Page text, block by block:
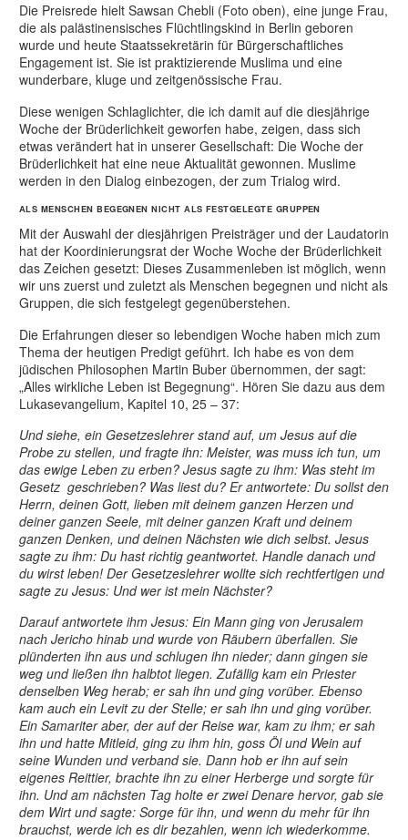
Die Preisrede hielt Sawsan Chebli (Foto oben), eine junge Frau,
die als palästinensisches Flüchtlingskind in Berlin geboren
wurde und heute Staatssekretärin für Bürgerschaftliches
Engagement ist. Sie ist praktizierende Muslima und eine
wunderbare, kluge und zeitgenössische Frau.
Diese wenigen Schlaglichter, die ich damit auf die diesjährige
Woche der Brüderlichkeit geworfen habe, zeigen, dass sich
etwas verändert hat in unserer Gesellschaft: Die Woche der
Brüderlichkeit hat eine neue Aktualität gewonnen. Muslime
werden in den Dialog einbezogen, der zum Trialog wird.
ALS MENSCHEN BEGEGNEN NICHT ALS FESTGELEGTE GRUPPEN
Mit der Auswahl der diesjährigen Preisträger und der Laudatorin
hat der Koordinierungsrat der Woche Woche der Brüderlichkeit
das Zeichen gesetzt: Dieses Zusammenleben ist möglich, wenn
wir uns zuerst und zuletzt als Menschen begegnen und nicht als
Gruppen, die sich festgelegt gegenüberstehen.
Die Erfahrungen dieser so lebendigen Woche haben mich zum
Thema der heutigen Predigt geführt. Ich habe es von dem
jüdischen Philosophen Martin Buber übernommen, der sagt:
„Alles wirkliche Leben ist Begegnung“. Hören Sie dazu aus dem
Lukasevangelium, Kapitel 10, 25 – 37:
Und siehe, ein Gesetzeslehrer stand auf, um Jesus auf die
Probe zu stellen, und fragte ihn: Meister, was muss ich tun, um
das ewige Leben zu erben? Jesus sagte zu ihm: Was steht im
Gesetz geschrieben? Was liest du? Er antwortete: Du sollst den
Herrn, deinen Gott, lieben mit deinem ganzen Herzen und
deiner ganzen Seele, mit deiner ganzen Kraft und deinem
ganzen Denken, und deinen Nächsten wie dich selbst. Jesus
sagte zu ihm: Du hast richtig geantwortet. Handle danach und
du wirst leben! Der Gesetzeslehrer wollte sich rechtfertigen und
sagte zu Jesus: Und wer ist mein Nächster?
Darauf antwortete ihm Jesus: Ein Mann ging von Jerusalem
nach Jericho hinab und wurde von Räubern überfallen. Sie
plünderten ihn aus und schlugen ihn nieder; dann gingen sie
weg und ließen ihn halbtot liegen. Zufällig kam ein Priester
denselben Weg herab; er sah ihn und ging vorüber. Ebenso
kam auch ein Levit zu der Stelle; er sah ihn und ging vorüber.
Ein Samariter aber, der auf der Reise war, kam zu ihm; er sah
ihn und hatte Mitleid, ging zu ihm hin, goss Öl und Wein auf
seine Wunden und verband sie. Dann hob er ihn auf sein
eigenes Reittier, brachte ihn zu einer Herberge und sorgte für
ihn. Und am nächsten Tag holte er zwei Denare hervor, gab sie
dem Wirt und sagte: Sorge für ihn, und wenn du mehr für ihn
brauchst, werde ich es dir bezahlen, wenn ich wiederkomme.